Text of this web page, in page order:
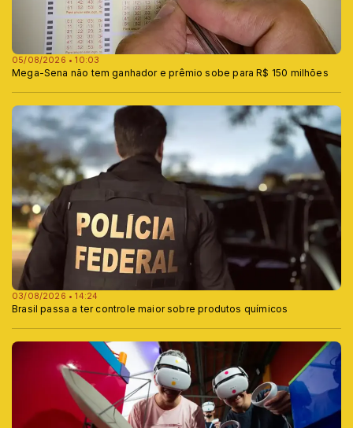
05/08/2026 • 10:03
Mega-Sena não tem ganhador e prêmio sobe para R$ 150 milhões
03/08/2026 • 14:24
Brasil passa a ter controle maior sobre produtos químicos